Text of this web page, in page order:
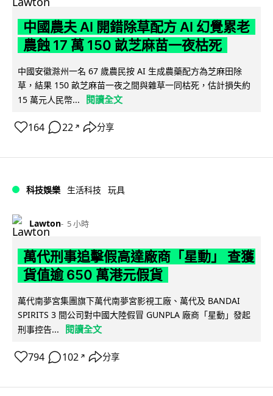
中國農夫 AI 開錯除草配方 AI 幻覺累老
農蝕 17 萬 150 畝芝麻苗一夜枯死
中國安徽滁州一名 67 歲農民按 AI 生成農藥配方為芝麻田除
草，結果 150 畝芝麻苗一夜之間與雜草一同枯死，估計損失約
15 萬元人民幣...
閱讀全文
164 22 ↗ 分享
科技娛樂 生活科技 玩具
Lawton 5 小時
萬代刑事追擊假高達廠商「星動」 查獲
貨值逾 650 萬港元假貨
萬代南夢宮集團旗下萬代南夢宮影視工廠、萬代及 BANDAI
SPIRITS 3 間公司對中國大陸假冒 GUNPLA 廠商「星動」發起
刑事控告...
閱讀全文
794 102 ↗ 分享